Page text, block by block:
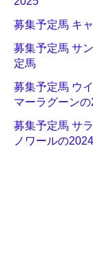
募集予定馬 キ
募集予定馬 サ
定馬
募集予定馬 ウ
マーラグーン
募集予定馬 サ
ノワールの2024